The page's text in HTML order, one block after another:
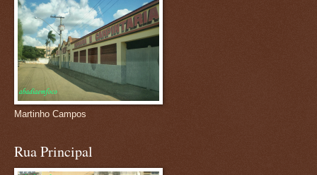
Martinho Campos
Rua Principal